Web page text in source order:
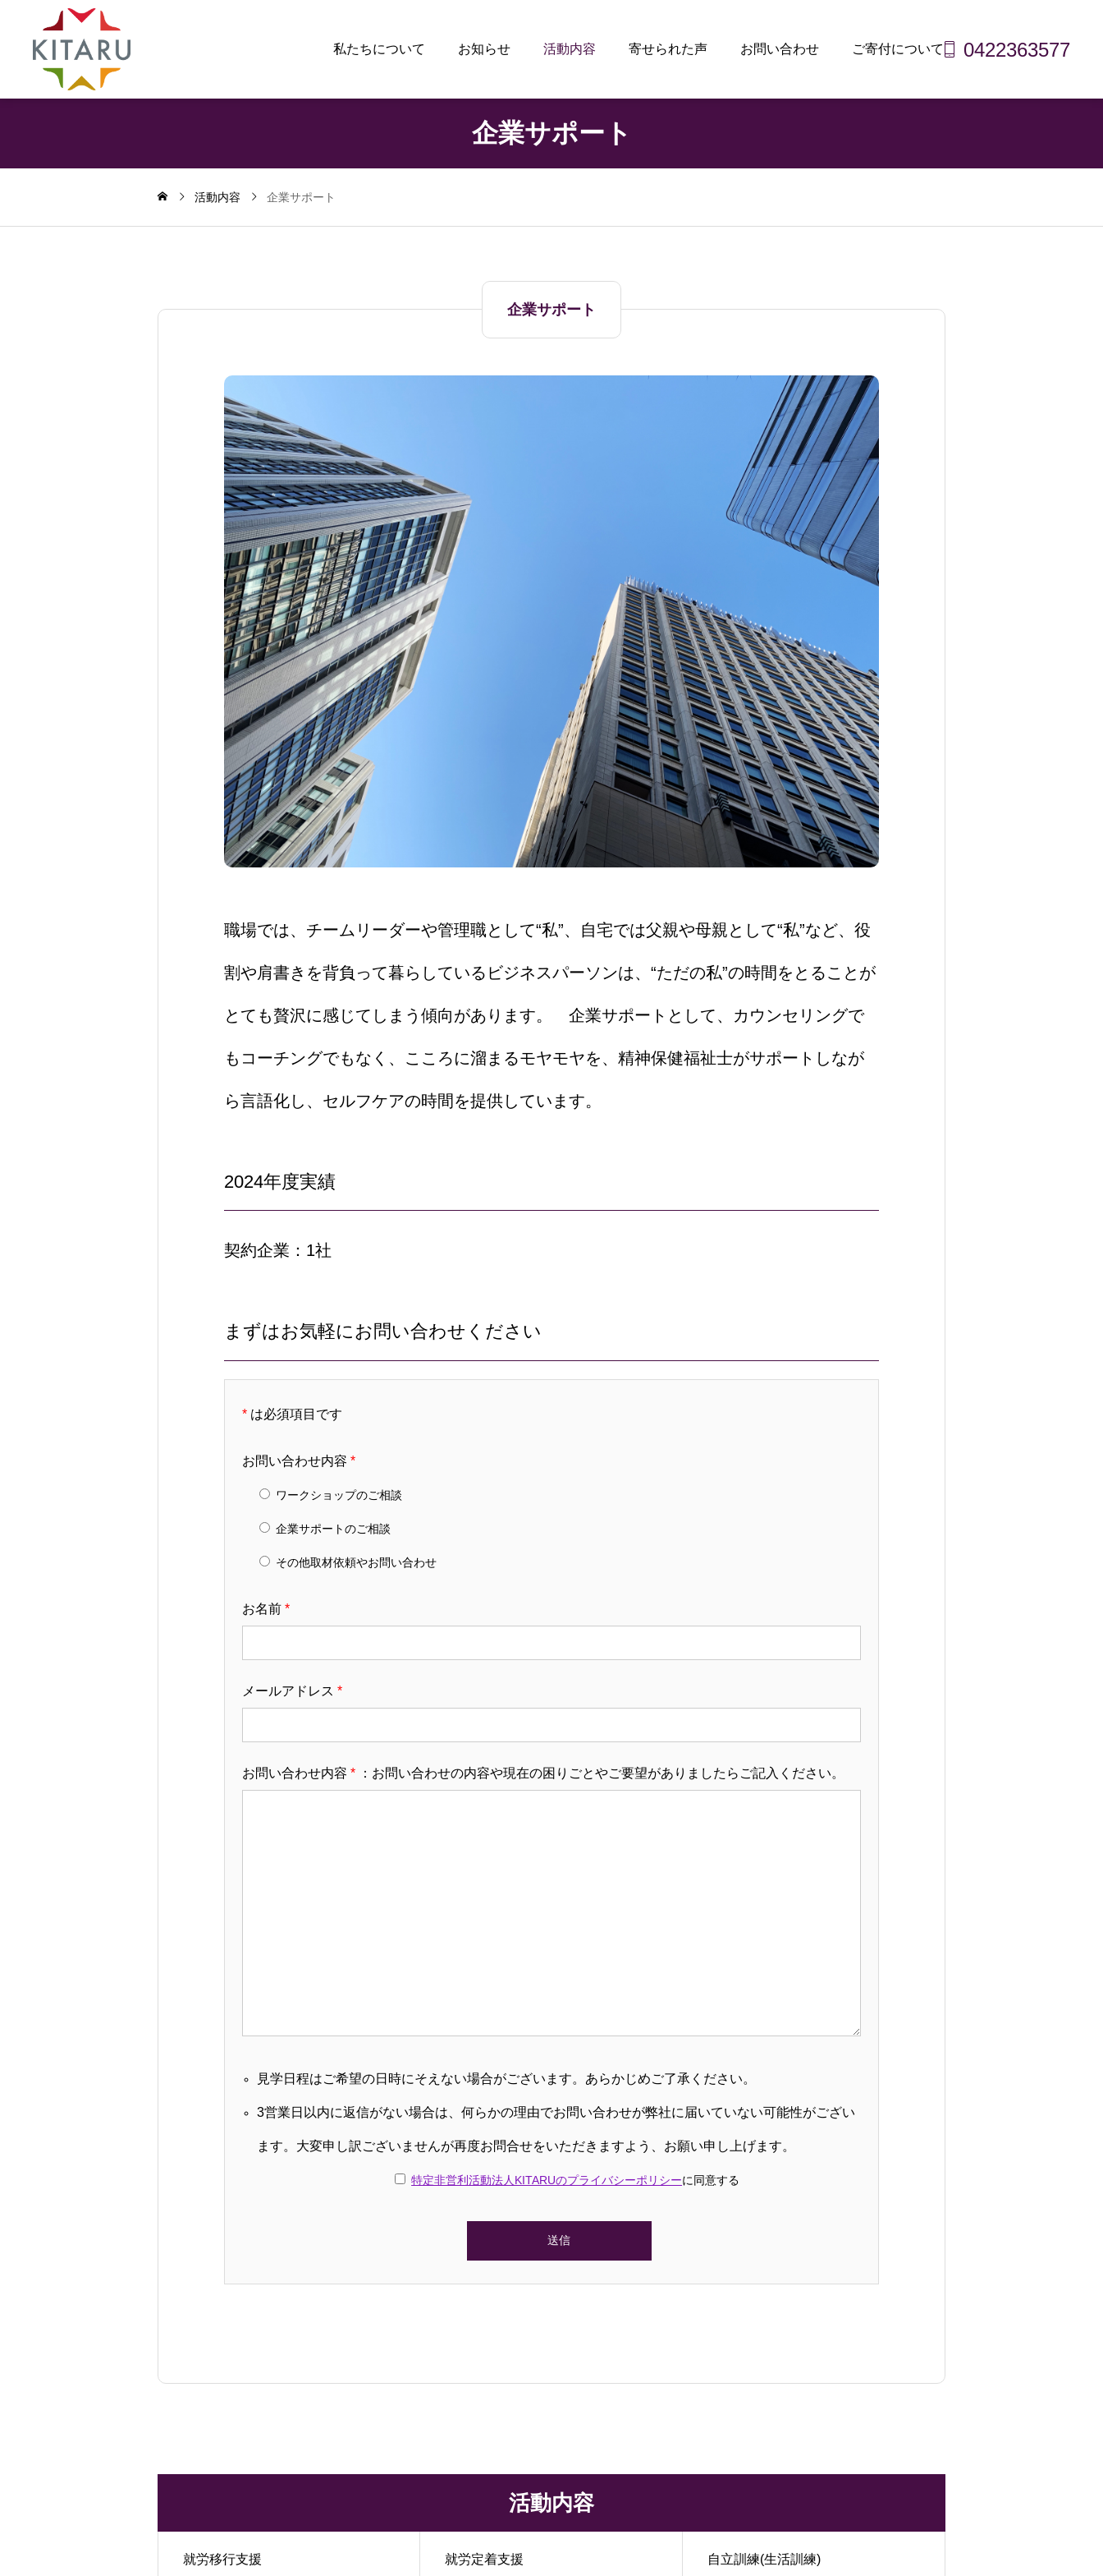
私たちについて お知らせ 活動内容 寄せられた声 お問い合わせ ご寄付について 0422363577
企業サポート
活動内容 企業サポート
企業サポート
職場では、チームリーダーや管理職として“私”、自宅では父親や母親として“私”など、役
割や肩書きを背負って暮らしているビジネスパーソンは、“ただの私”の時間をとることが
とても贅沢に感じてしまう傾向があります。 企業サポートとして、カウンセリングで
もコーチングでもなく、こころに溜まるモヤモヤを、精神保健福祉士がサポートしなが
ら言語化し、セルフケアの時間を提供しています。
2024年度実績
契約企業：1社
まずはお気軽にお問い合わせください
* は必須項目です
お問い合わせ内容 *
ワークショップのご相談
企業サポートのご相談
その他取材依頼やお問い合わせ
お名前 *
メールアドレス *
お問い合わせ内容 * ：お問い合わせの内容や現在の困りごとやご要望がありましたらご記入ください。
見学日程はご希望の日時にそえない場合がございます。あらかじめご了承ください。
3営業日以内に返信がない場合は、何らかの理由でお問い合わせが弊社に届いていない可能性がござい
ます。大変申し訳ございませんが再度お問合せをいただきますよう、お願い申し上げます。
特定非営利活動法人KITARUのプライバシーポリシーに同意する
活動内容
就労移行支援 就労定着支援 自立訓練(生活訓練)